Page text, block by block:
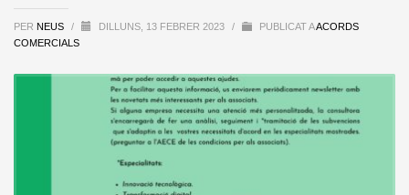
PER NEUS / DILLUNS, 13 FEBRER 2023 / PUBLICAT AACORDS
COMERCIALS